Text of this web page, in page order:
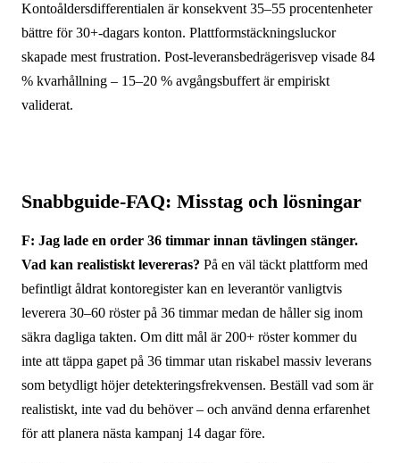
Kontoåldersdifferentialen är konsekvent 35–55 procentenheter
bättre för 30+-dagars konton. Plattformstäckningsluckor
skapade mest frustration. Post-leveransbedrägerisvep visade 84
% kvarhållning – 15–20 % avgångsbuffert är empiriskt
validerat.
Snabbguide-FAQ: Misstag och lösningar
F: Jag lade en order 36 timmar innan tävlingen stänger.
Vad kan realistiskt levereras? På en väl täckt plattform med
befintligt åldrat kontoregister kan en leverantör vanligtvis
leverera 30–60 röster på 36 timmar medan de håller sig inom
säkra dagliga takten. Om ditt mål är 200+ röster kommer du
inte att täppa gapet på 36 timmar utan riskabel massiv leverans
som betydligt höjer detekteringsfrekvensen. Beställ vad som är
realistiskt, inte vad du behöver – och använd denna erfarenhet
för att planera nästa kampanj 14 dagar före.